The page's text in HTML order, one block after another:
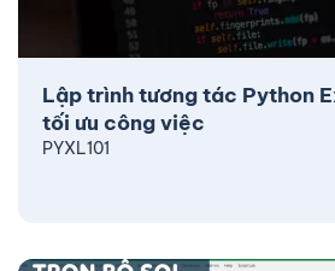
Lập trình tương tác Python
tối ưu công việc
PYXL101